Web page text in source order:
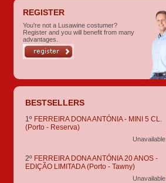
REGISTER
You're not a Lusawine costumer?
Register and you will benefit from many
advantages.
BESTSELLERS
1º FERREIRA DONA ANTÓNIA - MINI 5 CL.
(Porto - Reserva)
Unavailable
2º FERREIRA DONA ANTÓNIA 20 ANOS -
EDIÇÃO LIMITADA(Porto - Tawny)
Unavailable